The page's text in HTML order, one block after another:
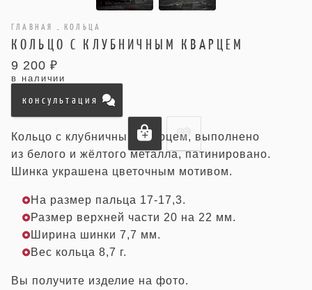
ГЛАВНАЯ . КОЛЬЦА
КОЛЬЦО С КЛУБНИЧНЫМ КВАРЦЕМ
9 200 ₽
в наличии
консультация
Кольцо с клубничным кварцем, выполнено
из белого и жёлтого металла, патинировано.
Шинка украшена цветочным мотивом.
На размер пальца 17-17,3.
Размер верхней части 20 на 22 мм.
Ширина шинки 7,7 мм.
Вес кольца 8,7 г.
Вы получите изделие на фото.